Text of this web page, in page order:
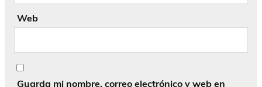
Web
Guarda mi nombre, correo electrónico y web en